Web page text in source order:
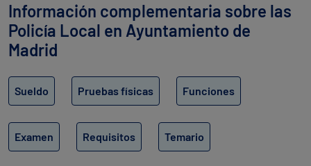
Información complementaria sobre las
Policía Local en Ayuntamiento de
Madrid
Sueldo Pruebas físicas Funciones
Examen Requisitos Temario